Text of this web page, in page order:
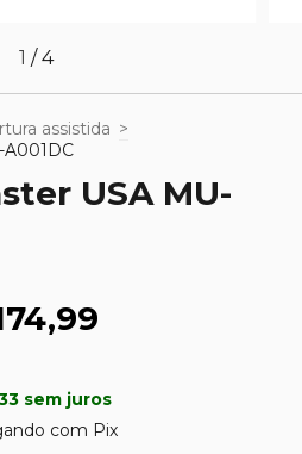
1 /4
assistida >
USA MU-
sem juros
com Pix